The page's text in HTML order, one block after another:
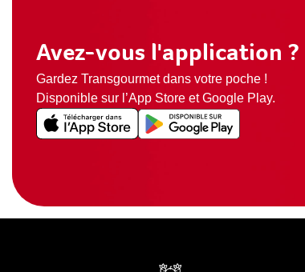
Avez-vous l'application ?
Gardez Transgourmet dans votre poche !
Disponible sur l’App Store et Google Play.